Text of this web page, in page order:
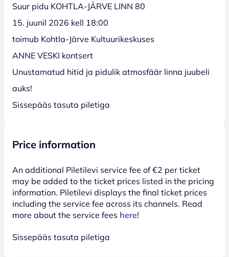
Suur pidu KOHTLA-JÄRVE LINN 80
15. juunil 2026 kell 18:00
toimub Kohtla-Järve Kultuurikeskuses
ANNE VESKI kontsert
Unustamatud hitid ja pidulik atmosfäär linna juubeli
auks!
Sissepääs tasuta piletiga
Price information
An additional Piletilevi service fee of €2 per ticket
may be added to the ticket prices listed in the pricing
information. Piletilevi displays the final ticket prices
including the service fee across its channels. Read
more about the service fees here!
Sissepääs tasuta piletiga